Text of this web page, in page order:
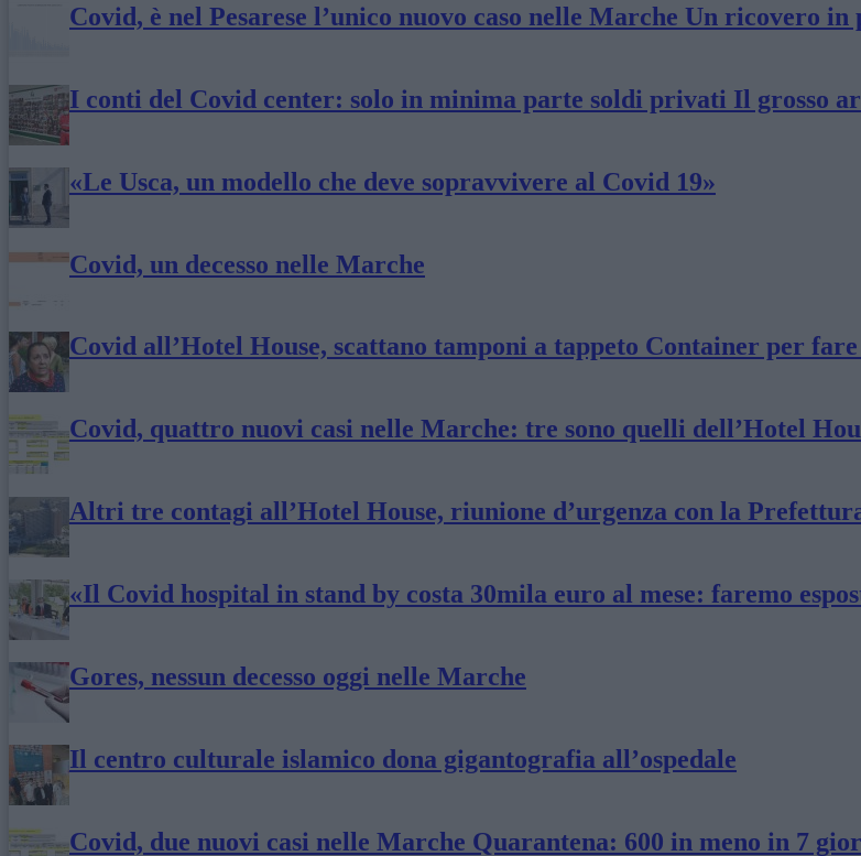
Covid, è nel Pesarese l’unico nuovo caso nelle Marche Un ricovero in
I conti del Covid center: solo in minima parte soldi privati Il grosso
«Le Usca, un modello che deve sopravvivere al Covid 19»
Covid, un decesso nelle Marche
Covid all’Hotel House, scattano tamponi a tappeto Container per
Covid, quattro nuovi casi nelle Marche: tre sono quelli dell’Hotel
Altri tre contagi all’Hotel House, riunione d’urgenza con la
«Il Covid hospital in stand by costa 30mila euro al mese: faremo
Gores, nessun decesso oggi nelle Marche
Il centro culturale islamico dona gigantografia all’ospedale
Covid, due nuovi casi nelle Marche Quarantena: 600 in meno in 7